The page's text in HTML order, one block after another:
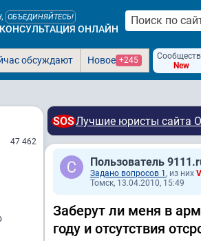
ОБЪЕДИНЯЙТЕСЬ!
ОНЛАЙН
обсуждают Новое +245
New
47 462
SOSЛучшие юристы сайта
Пользователь
Задано вопросов 1 , из них
Томск, 13.04.2010, 15:49
Заберут ли меня в
году и отсутствия